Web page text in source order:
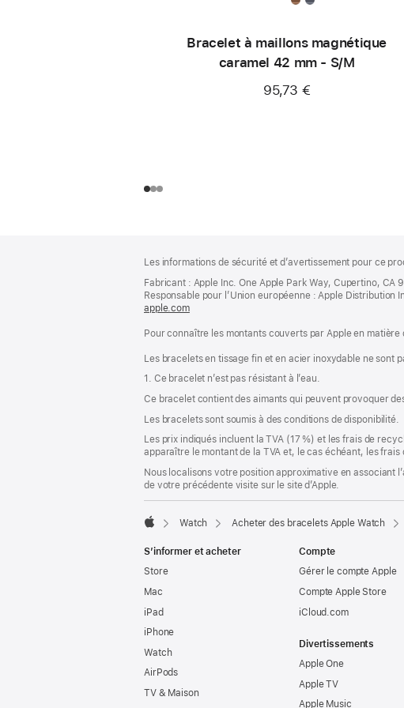
Bracelet à maillons magnétique
caramel 42 mm - S/M
95,73 €
de
page
de
bas
de
page
Les informations de sécurité et d’avertissement pour ce
Fabricant : Apple Inc. One Apple Park Way, Cupertino, CA
Responsable pour l’Union européenne : Apple
apple.com(s’ouvre
une
fenêtre)
Pour connaître les montants couverts par Apple en
Les bracelets en tissage fin et en acier inoxydable ne sont
1. Ce bracelet n’est pas résistant à l’eau.
Ce bracelet contient des aimants qui peuvent provoquer
Les bracelets sont soumis à des conditions de disponibilité.
Les prix indiqués incluent la TVA (17 %) et les frais de
apparaître le montant de la TVA et, le cas échéant, les
Nous localisons votre position approximative en associant
de votre précédente visite sur le site d’Apple.
Watch Acheter des bracelets Apple Watch
S’informer et acheter
Store
Mac
iPad
iPhone
Watch
AirPods
TV & Maison
Compte
Gérer le compte Apple
Compte Apple Store
iCloud.com
Divertissements
Apple One
Apple TV
Apple Music